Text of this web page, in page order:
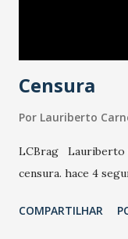
Censura
Por Lauriberto
LCBrag Lauriberto
censura. hace 4
COMPARTILHAR